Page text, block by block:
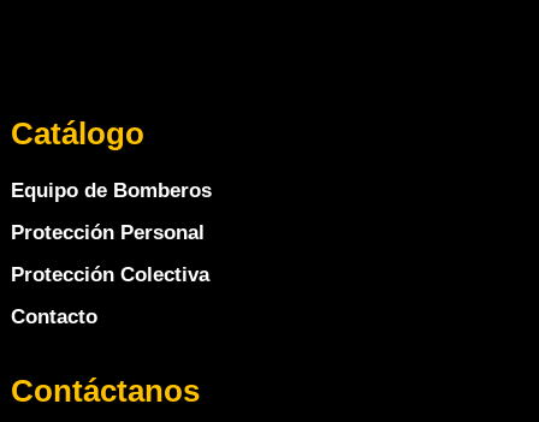
Catálogo
Equipo de Bomberos
Protección Personal
Protección Colectiva
Contacto
Contáctanos